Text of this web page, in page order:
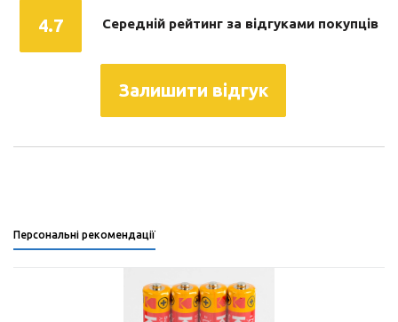
4.7 Середній рейтинг за відгуками покупців
Залишити відгук
Персональні рекомендації